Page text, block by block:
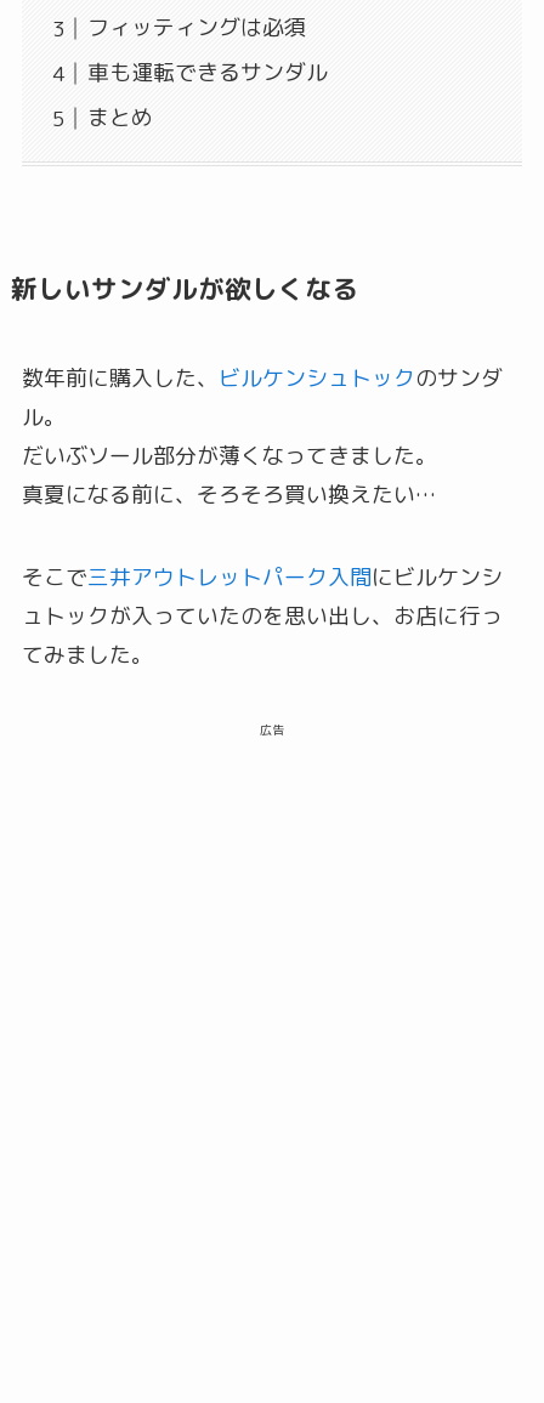
フィッティングは必須
車も運転できるサンダル
まとめ
新しいサンダルが欲しくなる
数年前に購入した、 ビルケンシュトックのサンダ
ル。
だいぶソール部分が薄くなってきました。
真夏になる前に、そろそろ買い換えたい…
そこで三井アウトレットパーク入間にビルケンシ
ュトックが入っていたのを思い出し、お店に行っ
てみました。
広告